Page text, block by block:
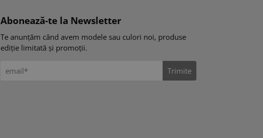
Abonează-te la Newsletter
Te anunțăm când avem modele sau culori noi, produse
ediție limitată și promoții.
Trimite